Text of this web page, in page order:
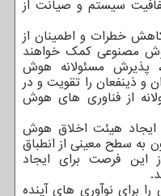
سیستم و صیانت از
خطرات و اطمینان از
مصنوعی کمک خواهند
پذیرش مسئولانه هوش
و ذینفعان را تقویت و در
از فناوری های هوش
ایجاد هیئت اخلاق هوش
به سطح معینی از انطباق
این فرصت برای ایجاد
برای نوآوری های آینده